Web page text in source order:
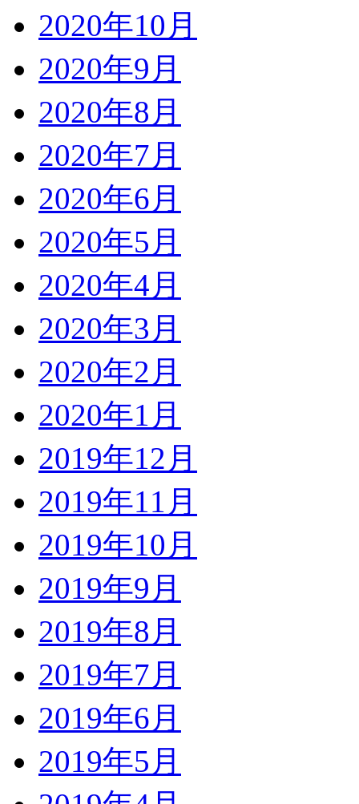
2020年10月
2020年9月
2020年8月
2020年7月
2020年6月
2020年5月
2020年4月
2020年3月
2020年2月
2020年1月
2019年12月
2019年11月
2019年10月
2019年9月
2019年8月
2019年7月
2019年6月
2019年5月